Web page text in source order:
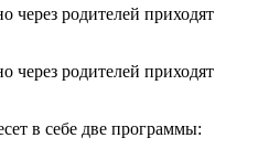
родителей приходят
родителей приходят
в себе две программы: